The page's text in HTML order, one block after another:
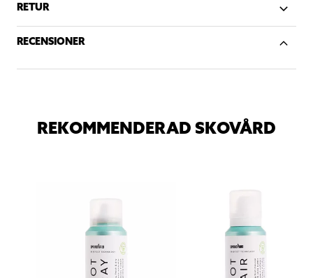
RETUR
RECENSIONER
REKOMMENDERAD SKOVÅRD